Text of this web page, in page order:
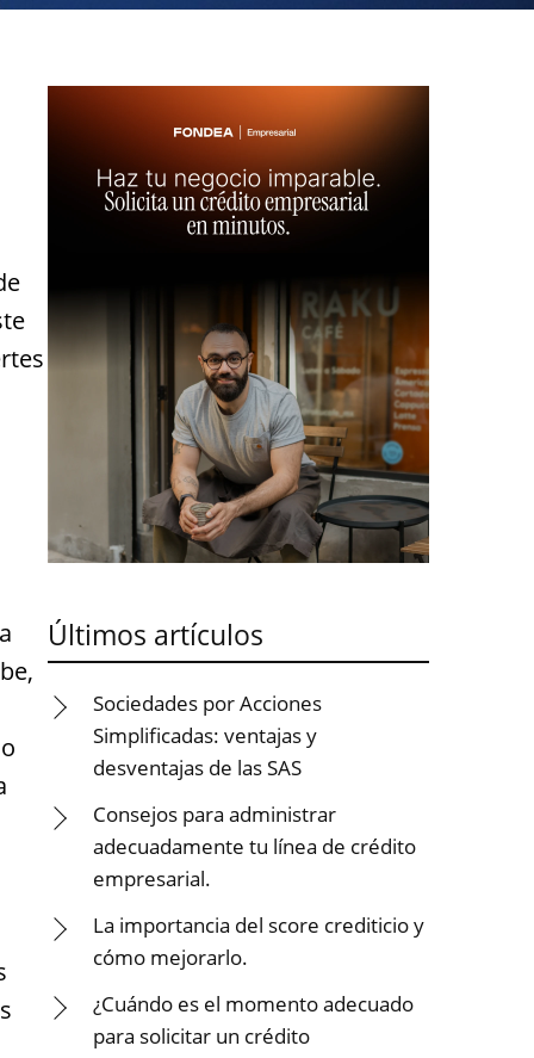
Últimos artículos
Sociedades por Acciones
Simplificadas: ventajas y
desventajas de las SAS
Consejos para administrar
adecuadamente tu línea de crédito
empresarial.
La importancia del score crediticio y
cómo mejorarlo.
¿Cuándo es el momento adecuado
para solicitar un crédito